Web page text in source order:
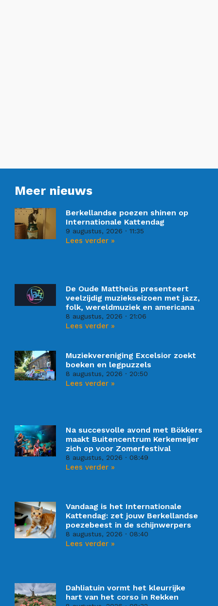
Meer nieuws
Berkellandse poezen shinen op
Internationale Kattendag
9 augustus, 2026 11:35
Lees verder »
De Oude Mattheüs presenteert
veelzijdig muziekseizoen met jazz,
folk, wereldmuziek en americana
8 augustus, 2026 21:06
Lees verder »
Muziekvereniging Excelsior zoekt
boeken en legpuzzels
8 augustus, 2026 20:50
Lees verder »
Na succesvolle avond met Bökkers
maakt Buitencentrum Kerkemeijer
zich op voor Zomerfestival
8 augustus, 2026 08:49
Lees verder »
Vandaag is het Internationale
Kattendag: zet jouw Berkellandse
poezebeest in de schijnwerpers
8 augustus, 2026 08:40
Lees verder »
Dahliatuin vormt het kleurrijke
hart van het corso in Rekken